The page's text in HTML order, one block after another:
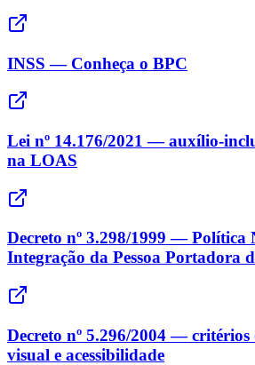
INSS — Conheça o BPC
Lei nº 14.176/2021 — auxílio-
na LOAS
Decreto nº 3.298/1999 — Política
Integração da Pessoa Portadora
Decreto nº 5.296/2004 — critérios
visual e acessibilidade